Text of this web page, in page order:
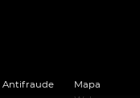
Antifraude
Mapa